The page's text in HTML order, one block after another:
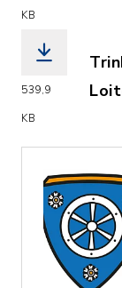
KB
539,9
KB